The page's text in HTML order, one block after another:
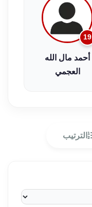
19
أحمد مال الله
العجمي
الترتيب